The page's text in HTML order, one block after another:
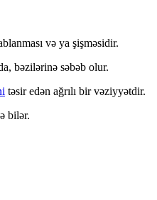
və ya şişməsidir.
bəzilərinə səbəb olur.
təsir edən ağrılı bir vəziyyətdir.
bilər.